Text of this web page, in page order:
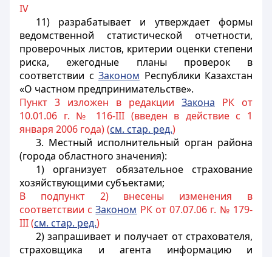
IV
11) разрабатывает и утверждает формы
ведомственной статистической отчетности,
проверочных листов, критерии оценки степени
риска, ежегодные планы проверок в
соответствии с Законом Республики Казахстан
«О частном предпринимательстве».
Пункт 3 изложен в редакции Закона РК от
10.01.06 г. № 116-III (введен в действие с 1
января 2006 года) (см. стар. ред.)
3. Местный исполнительный орган района
(города областного значения):
1) организует обязательное страхование
хозяйствующими субъектами;
В подпункт 2) внесены изменения в
соответствии сЗаконом РК от 07.07.06 г. № 179-
III (см. стар. ред.)
2) запрашивает и получает от страхователя,
страховщика и агента информацию и